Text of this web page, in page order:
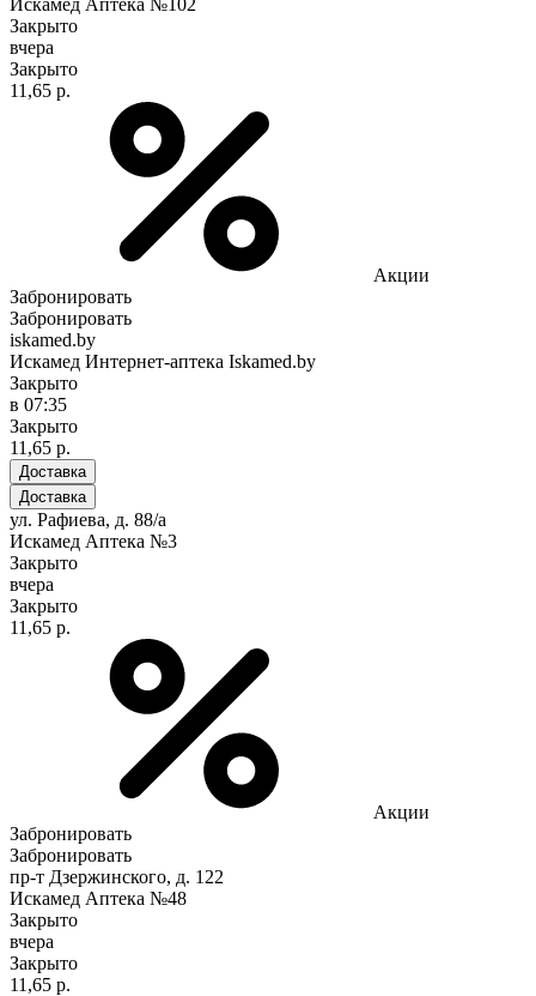
Закрыто
вчера
Закрыто
11,65 р.
Акции
Забронировать
Забронировать
iskamed.by
Искамед Интернет-аптека Iskamed.by
Закрыто
в 07:35
Закрыто
11,65 р.
Доставка
Доставка
ул. Рафиева, д. 88/а
Искамед Аптека №3
Закрыто
вчера
Закрыто
11,65 р.
Акции
Забронировать
Забронировать
пр-т Дзержинского, д. 122
Искамед Аптека №48
Закрыто
вчера
Закрыто
11,65 р.